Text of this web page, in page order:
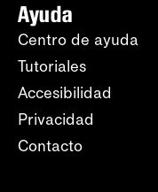
Ayuda
Centro de ayuda
Tutoriales
Accesibilidad
Privacidad
Contacto